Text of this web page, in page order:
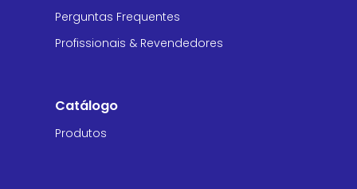
Perguntas Frequentes
Profissionais & Revendedores
Catálogo
Produtos